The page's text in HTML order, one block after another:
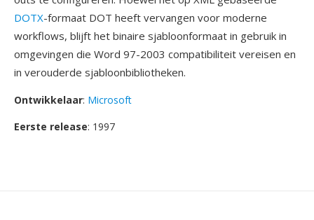
DOTX-formaat DOT heeft vervangen voor moderne
workflows, blijft het binaire sjabloonformaat in gebruik in
omgevingen die Word 97-2003 compatibiliteit vereisen en
in verouderde sjabloonbibliotheken.
Ontwikkelaar: Microsoft
Eerste release: 1997